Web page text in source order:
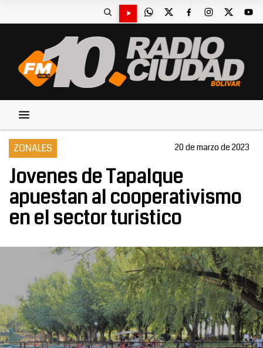
ZONALES 20 de marzo de 2023
Jovenes de Tapalque
apuestan al cooperativismo
en el sector turistico